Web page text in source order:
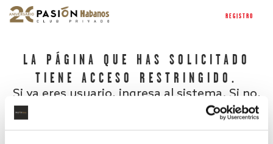
REGISTRO
LA PÁGINA QUE HAS SOLICITADO
TIENE ACCESO RESTRINGIDO.
Si ya eres usuario, ingresa al sistema. Si no,